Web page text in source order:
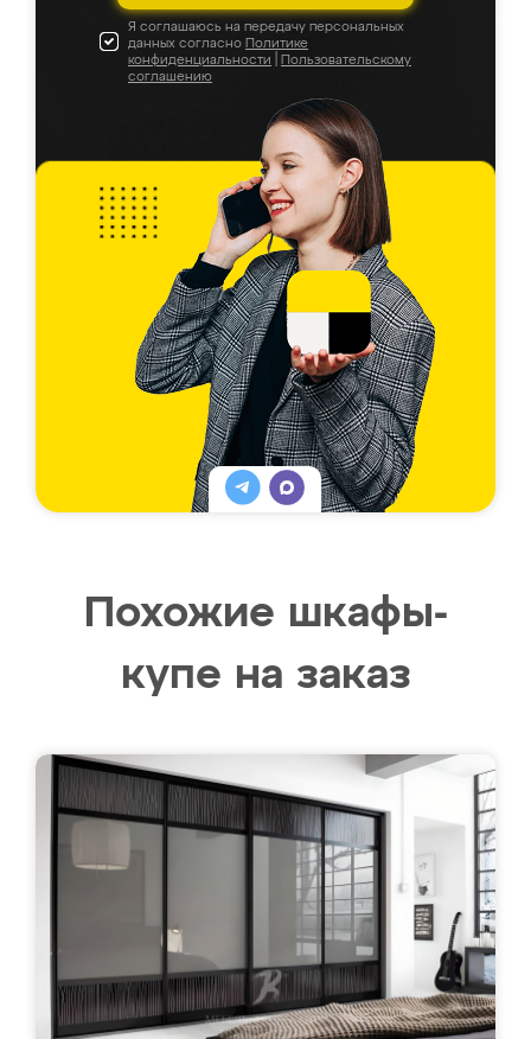
Я соглашаюсь на передачу персональных
данных согласно Политике
конфиденциальности
Пользовательскому
соглашению
Похожие шкафы-
купе на заказ